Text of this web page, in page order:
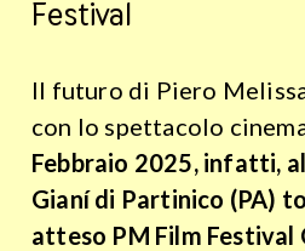
Festival
Il futuro di Piero
con lo spettacolo
Febbraio 2025, infatti,
Gianí di Partinico (PA)
atteso PM Film